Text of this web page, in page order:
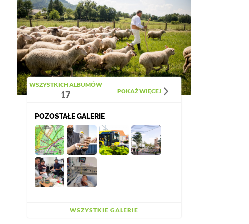
WSZYSTKICH ALBUMÓW
17 POKAŻ WIĘCEJ
POZOSTAŁE GALERIE
WSZYSTKIE GALERIE